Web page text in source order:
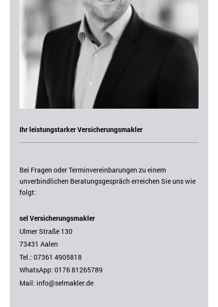
Ihr leistungstarker Versicherungsmakler
Bei Fragen oder Terminvereinbarungen zu einem
unverbindlichen Beratungsgespräch erreichen Sie uns wie
folgt:
sel Versicherungsmakler
Ulmer Straße 130
73431 Aalen
Tel.: 07361 4905818
WhatsApp: 0176 81265789
Mail: info@selmakler.de